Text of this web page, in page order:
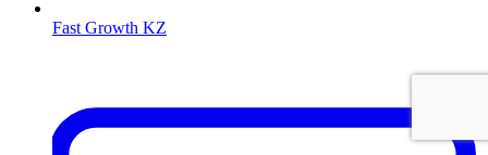
Fast Growth KZ